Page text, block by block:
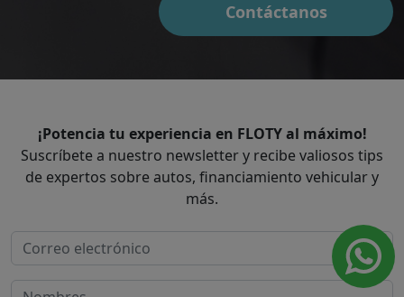
Contáctanos
¡Potencia tu experiencia en FLOTY al máximo!
Suscríbete a nuestro newsletter y recibe valiosos tips
de expertos sobre autos, financiamiento vehicular y
más.